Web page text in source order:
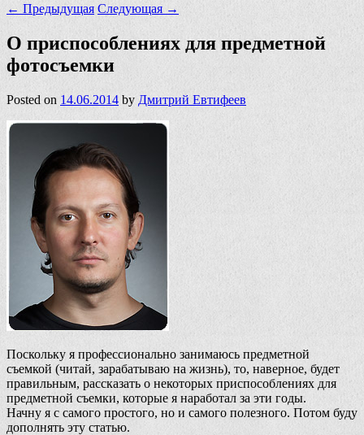
← Предыдущая Следующая →
О приспособлениях для предметной
фотосъемки
Posted on 14.06.2014 by Дмитрий Евтифеев
Поскольку я профессионально занимаюсь предметной
съемкой (читай, зарабатываю на жизнь), то, наверное, будет
правильным, рассказать о некоторых приспособлениях для
предметной съемки, которые я наработал за эти годы.
Начну я с самого простого, но и самого полезного. Потом буду
дополнять эту статью.